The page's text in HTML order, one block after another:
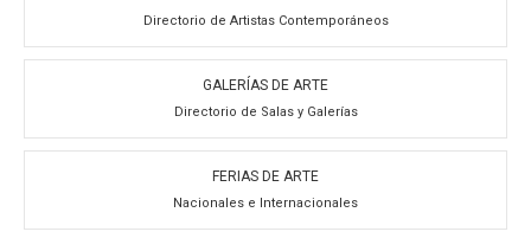
Directorio de Artistas Contemporáneos
GALERÍAS DE ARTE
Directorio de Salas y Galerías
FERIAS DE ARTE
Nacionales e Internacionales